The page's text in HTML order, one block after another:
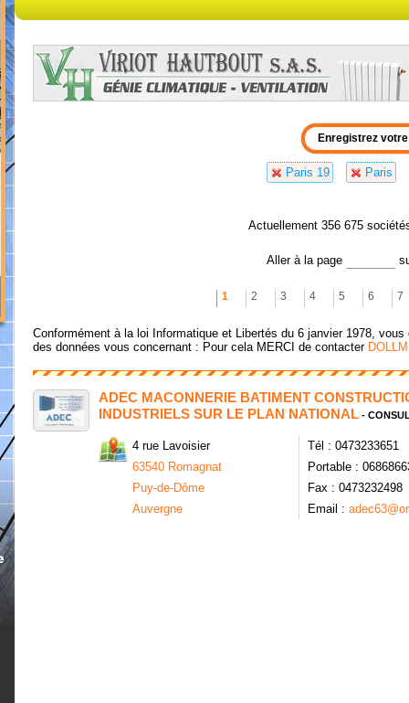
Previous
Next
Paris 19 Paris
Actuellement 356 675
Aller à la page
1 2 3 4 5 6 7
Conformément à la loi Informatique et Libertés du 6 janvier 1978,
des données vous concernant : Pour cela MERCI de contacter
ADEC MACONNERIE BATIMENT
INDUSTRIELS SUR LE PLAN NATIONAL -
4 rue Lavoisier
63540 Romagnat
Puy-de-Dôme
Auvergne
Tél : 0473233651
Portable :
Fax : 0473232498
Email :